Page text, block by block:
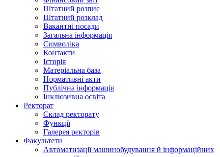
Штатний розпис
Штатний розклад
Вакантні посади
Загальна інформація
Символіка
Контакти
Історія
Матеріальна база
Нормативні акти
Публічна інформація
Інклюзивна освіта
Ректорат
Склад ректорату
Функції
Галерея ректорів
Факультети
Автоматизації машинобудування й інформаційних